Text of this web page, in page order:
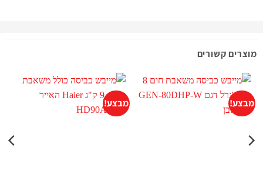
מוצרים קשורים
מבצע! מבצע!